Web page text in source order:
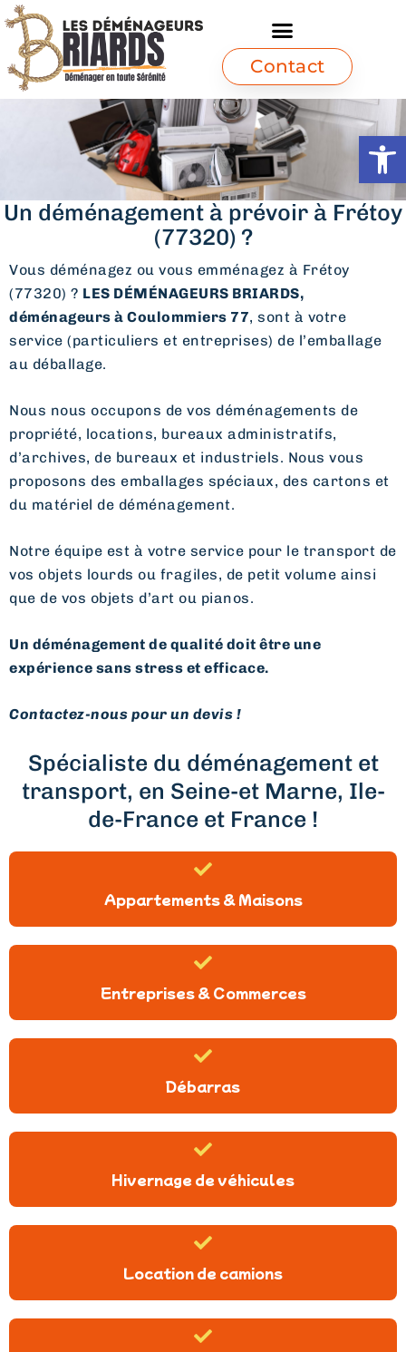
Ouvrir
Contact
Un déménagement à prévoir à Frétoy
(77320) ?
Vous déménagez ou vous emménagez à Frétoy
(77320) ? LES DÉMÉNAGEURS BRIARDS,
déménageurs à Coulommiers 77, sont à votre
service (particuliers et entreprises) de l’emballage
au déballage.
Nous nous occupons de vos déménagements de
propriété, locations, bureaux administratifs,
d’archives, de bureaux et industriels. Nous vous
proposons des emballages spéciaux, des cartons et
du matériel de déménagement.
Notre équipe est à votre service pour le transport de
vos objets lourds ou fragiles, de petit volume ainsi
que de vos objets d’art ou pianos.
Un déménagement de qualité doit être une
expérience sans stress et efficace.
Contactez-nous pour un devis !
Spécialiste du déménagement et
transport, en Seine-et Marne, Ile-
de-France et France !
Appartements & Maisons
Entreprises & Commerces
Débarras
Hivernage de véhicules
Location de camions